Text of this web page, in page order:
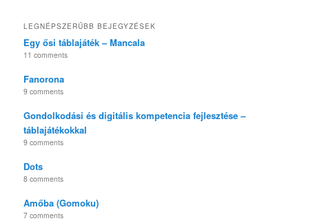
LEGNÉPSZERŰBB BEJEGYZÉSEK
Egy ősi táblajáték – Mancala
11 comments
Fanorona
9 comments
Gondolkodási és digitális kompetencia fejlesztése –
táblajátékokkal
9 comments
Dots
8 comments
Amőba (Gomoku)
7 comments